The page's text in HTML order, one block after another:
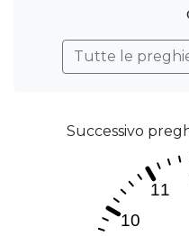
Tutte le
Successivo